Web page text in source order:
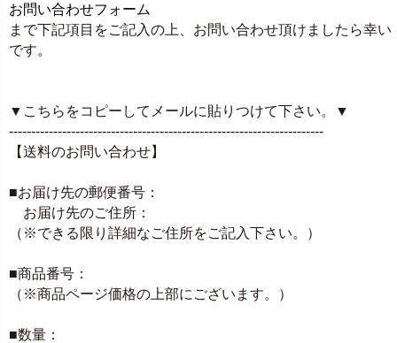
お問い合わせフォーム
まで下記項目をご記入の上、お問い合わせ頂けましたら幸い
です。
▼こちらをコピーしてメールに貼りつけて下さい。▼
-----------------------------------------------------------------------
【送料のお問い合わせ】
■お届け先の郵便番号：
お届け先のご住所：
（※できる限り詳細なご住所をご記入下さい。）
■商品番号：
（※商品ページ価格の上部にございます。）
■数量：